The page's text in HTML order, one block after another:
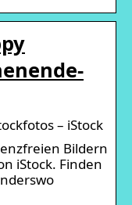
– iStock
Bildern
iStock. Finden